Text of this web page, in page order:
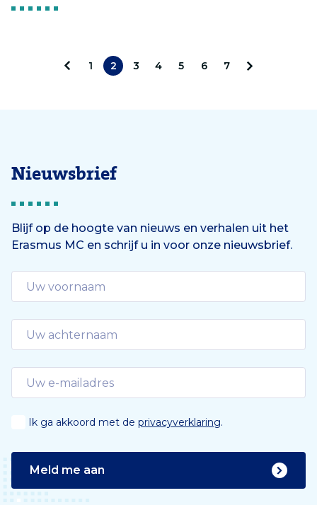
e
1 2 3 4 5 6
7
d
Nieuwsbrief
Blijf op de hoogte van nieuws en verhalen uit het
Erasmus MC en schrijf u in voor onze nieuwsbrief.
Ik ga akkoord met de privacyverklaring.
Meld me aan